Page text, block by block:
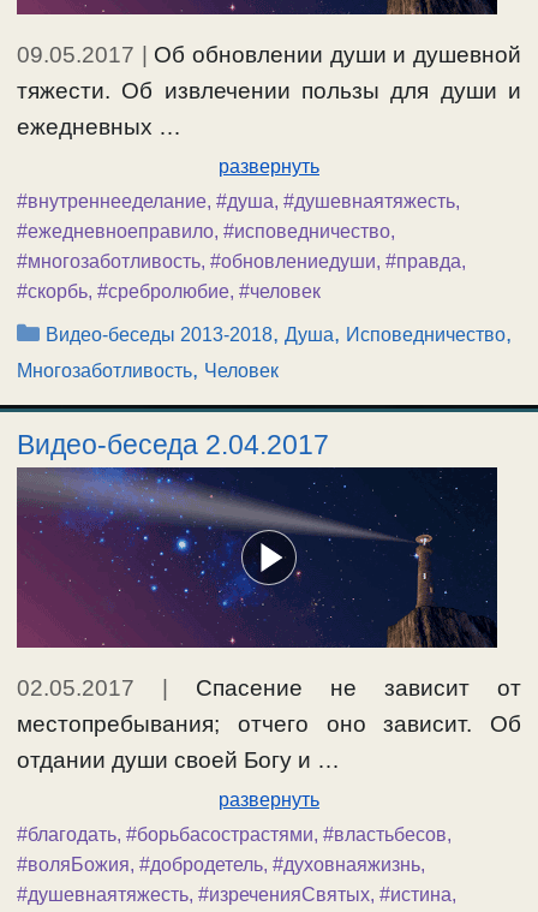
09.05.2017 | Об обновлении души и душевной
тяжести. Об извлечении пользы для души и
ежедневных …
развернуть
#внутреннееделание, #душа, #душевнаятяжесть,
#ежедневноеправило, #исповедничество,
#многозаботливость, #обновлениедуши, #правда,
#скорбь, #сребролюбие, #человек
Рубрики
Видео-беседы 2013-2018,Душа, Исповедничество,
Многозаботливость, Человек
Видео-беседа 2.04.2017
02.05.2017
Спасение не зависит от
местопребывания; отчего оно зависит. Об
отдании души своей Богу и …
развернуть
#благодать, #борьбасострастями, #властьбесов,
#воляБожия, #добродетель, #духовнаяжизнь,
#душевнаятяжесть, #изреченияСвятых, #истина,